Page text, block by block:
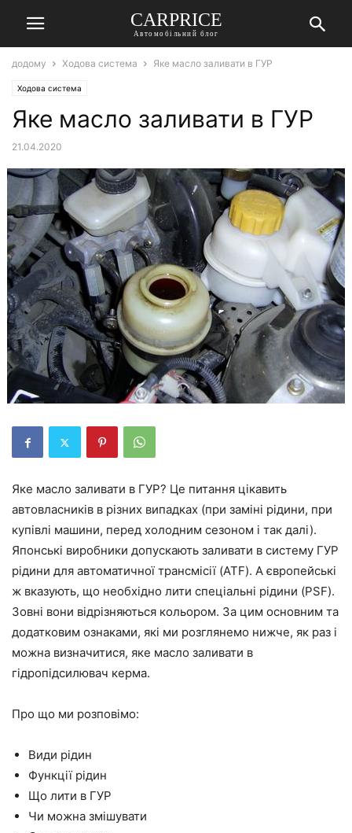
СARPRICE
Автомобільний блог
додому Ходова система Яке масло заливати в ГУР
Ходова система
Яке масло заливати в ГУР
21.04.2020
Яке масло заливати в ГУР? Це питання цікавить
автовласників в різних випадках (при заміні рідини, при
купівлі машини, перед холодним сезоном і так далі).
Японські виробники допускають заливати в систему ГУР
рідини для автоматичної трансмісії (ATF). А європейські
ж вказують, що необхідно лити спеціальні рідини (PSF).
Зовні вони відрізняються кольором. За цим основним та
додатковим ознаками, які ми розглянемо нижче, як раз і
можна визначитися, яке масло заливати в
гідропідсилювач керма.
Про що ми розповімо:
Види рідин
Функції рідин
Що лити в ГУР
Чи можна змішувати